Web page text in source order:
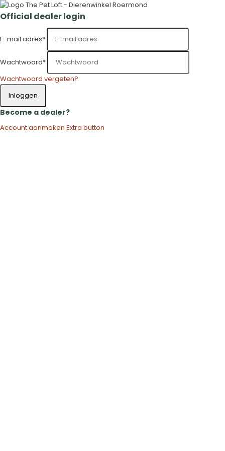
Official dealer login
E-mail adres*
Wachtwoord*
Wachtwoord vergeten?
Inloggen
Become a dealer?
Account aanmaken Extra button